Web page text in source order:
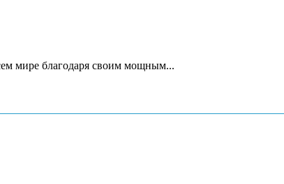
мире благодаря своим мощным...